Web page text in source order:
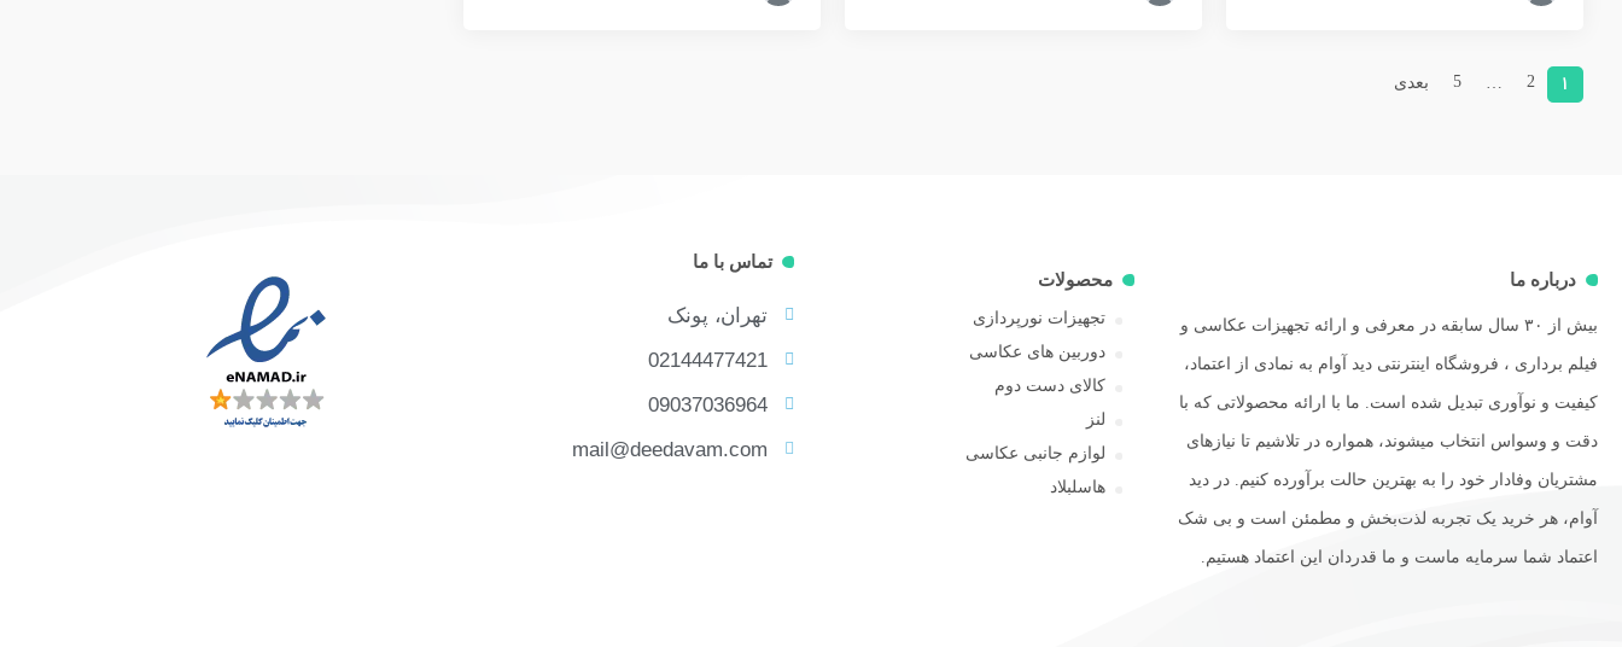
1
2
…
5 بعدی
درباره ما
بیش از ۳۰ سال سابقه در معرفی و ارائه تجهیزات عکاسی و
فیلم برداری ، فروشگاه اینترنتی دید آوام به نمادی از اعتماد،
کیفیت و نوآوری تبدیل شده است. ما با ارائه محصولاتی که با
دقت و وسواس انتخاب میشوند، همواره در تلاشیم تا نیازهای
مشتریان وفادار خود را به بهترین حالت برآورده کنیم. در دید
آوام، هر خرید یک تجربه لذت‌بخش و مطمئن است و بی شک
اعتماد شما سرمایه ماست و ما قدردان این اعتماد هستیم.
محصولات
تجهیزات نورپردازی
دوربین های عکاسی
کالای دست دوم
لنز
لوازم جانبی عکاسی
هاسلبلاد
تماس با ما
تهران، پونک
02144477421
09037036964
mail@deedavam.com